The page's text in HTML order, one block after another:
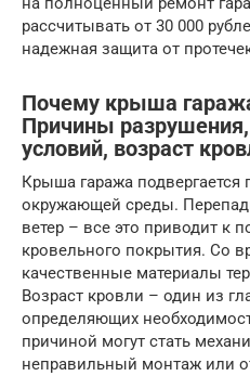
рассчитывать от 30 000
надежная защита от
Почему крыша
Причины
условий, возраст
Крыша гаража
окружающей среды.
ветер – все это приводит к
кровельного покрытия. Со
качественные материалы
Возраст кровли – один из
определяющих
причиной могут стать
неправильный монтаж или